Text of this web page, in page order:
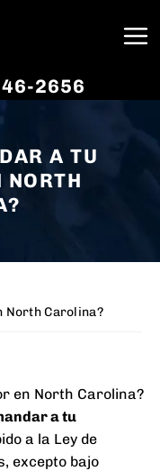
2656
A TU
NORTH
North Carolina?
en North Carolina?
a tu
a la Ley de
excepto bajo